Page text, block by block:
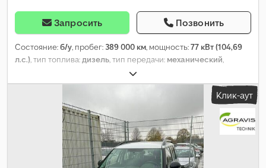
Запросить Позвонить
Состояние:б/у, пробег: 389 000 км, мощность:77 кВт (104,69
л.с.), тип топлива:дизель, тип передачи: механический,
, цвет:
5, Оборудование:ABS, кондиционер, сажевый фильтр,
центральный замок, электронная программа стабилизации
Клик-аут